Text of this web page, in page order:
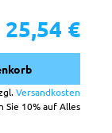
25,54 €
Versandkosten
Sie 10% auf Alles